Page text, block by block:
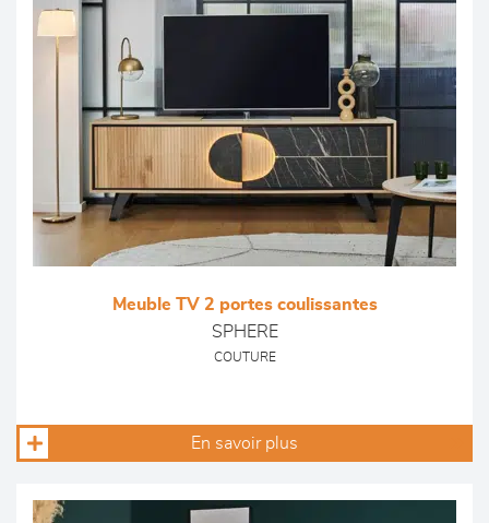
Meuble TV 2 portes coulissantes
SPHERE
COUTURE
En savoir plus